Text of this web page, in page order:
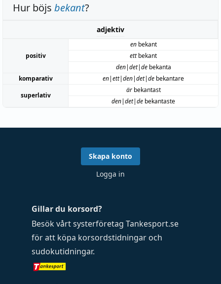
Hur böjs bekant?
adjektiv
positiv
enbekant
ettbekant
den|det|debekanta
komparativ
en|ett|den|det|de bekantare
superlativ
ärbekantast
den|det|de bekantaste
Gillar du korsord?
Besök vårt systerföretag Tankesport.se
för att köpa korsordstidningar och
sudokutidningar.
Skapa konto
Logga in